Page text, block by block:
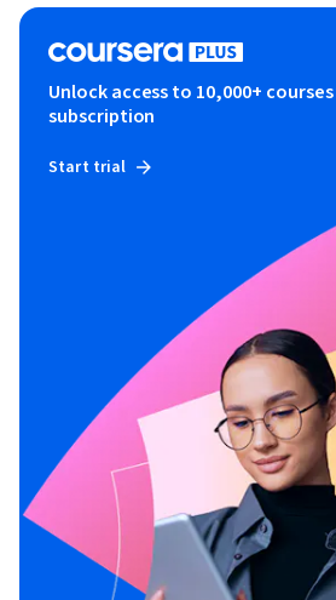
Unlock access to 10,000+
subscription
Start trial